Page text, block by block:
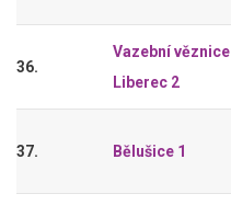
36.
Vazební věznice
Liberec 2
37. Bělušice 1